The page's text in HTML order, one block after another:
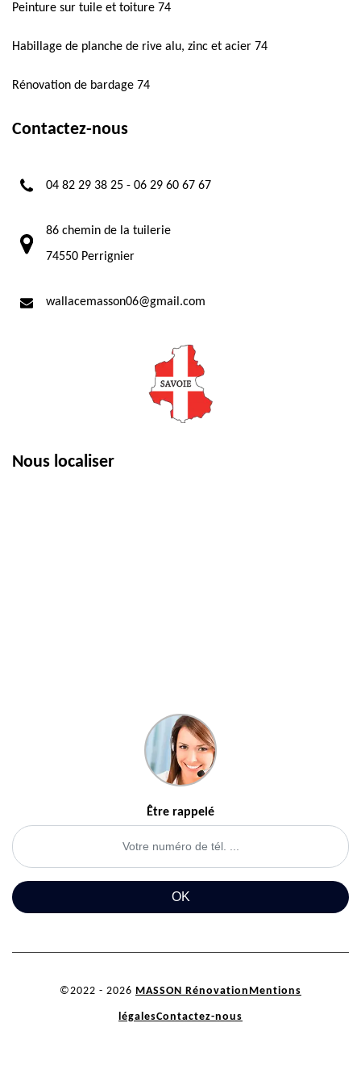
Peinture sur tuile et toiture 74
Habillage de planche de rive alu, zinc et acier 74
Rénovation de bardage 74
Contactez-nous
04 82 29 38 25 - 06 29 60 67 67
86 chemin de la tuilerie
74550 Perrignier
wallacemasson06@gmail.com
Nous localiser
Être rappelé
©2022 - 2026 MASSON Rénovation Mentions
légalesContactez-nous